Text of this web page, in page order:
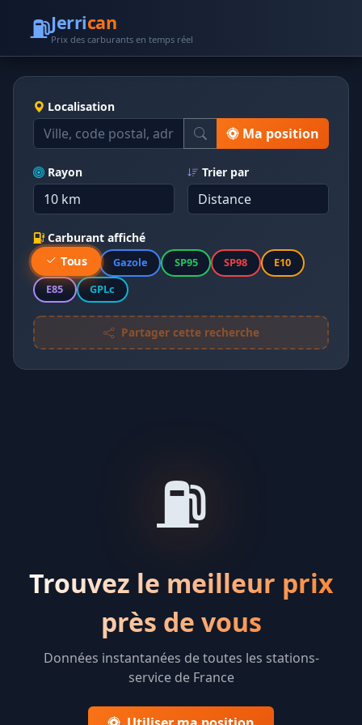
⛽Jerrican
Prix des carburants en temps réel
Localisation
Ma position
Rayon Trier par
Carburant affiché
Tous Gazole SP95 SP98
E10
E85
GPLc
Partager cette recherche
⛽
Trouvez le meilleur prix
près de vous
Données instantanées de toutes les stations-
service de France